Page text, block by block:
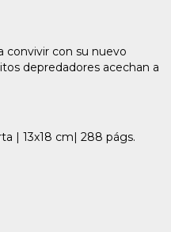
convivir con su nuevo
depredadores acechan a
| 13x18 cm| 288 págs.